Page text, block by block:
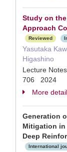
Study on
Approach
Reviewed
Yasutaka
Higashino
Lecture
706 2024
More
Generation
Mitigation in
Deep
International